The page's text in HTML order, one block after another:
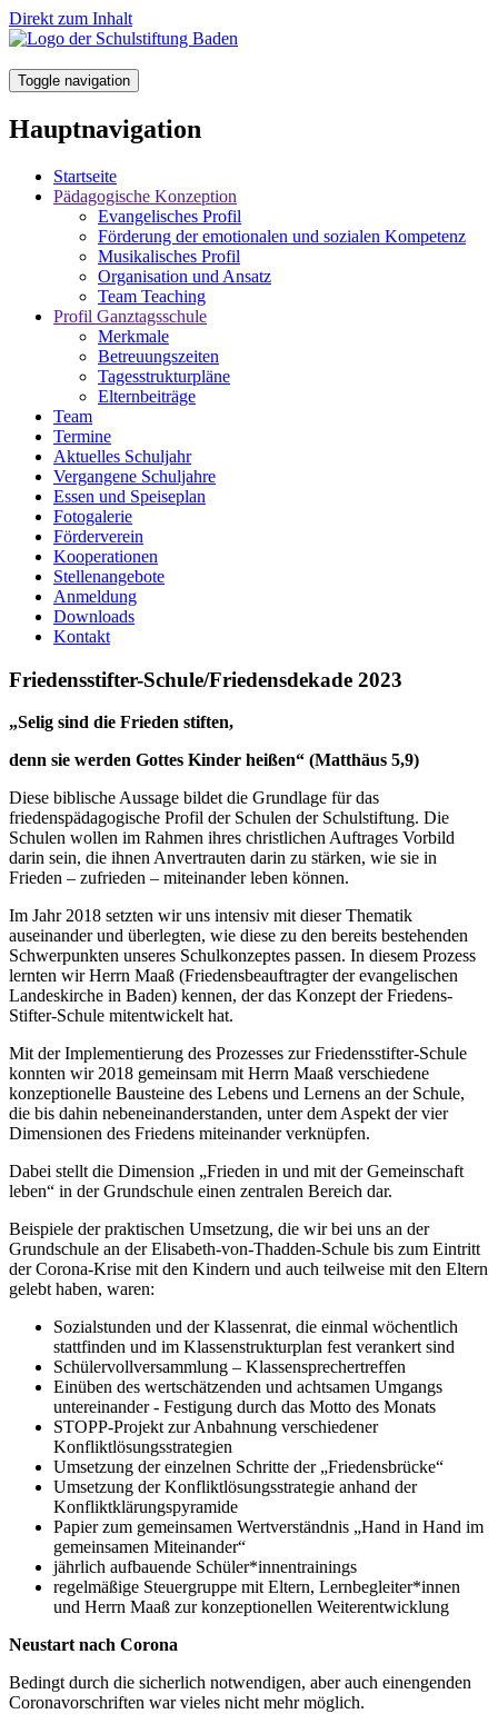
Direkt zum Inhalt
Toggle navigation
Hauptnavigation
Startseite
Pädagogische Konzeption
Evangelisches Profil
Förderung der emotionalen und sozialen Kompetenz
Musikalisches Profil
Organisation und Ansatz
Team Teaching
Profil Ganztagsschule
Merkmale
Betreuungszeiten
Tagesstrukturpläne
Elternbeiträge
Team
Termine
Aktuelles Schuljahr
Vergangene Schuljahre
Essen und Speiseplan
Fotogalerie
Förderverein
Kooperationen
Stellenangebote
Anmeldung
Downloads
Kontakt
Friedensstifter-Schule/Friedensdekade 2023
„Selig sind die Frieden stiften,
denn sie werden Gottes Kinder heißen“ (Matthäus 5,9)
Diese biblische Aussage bildet die Grundlage für das
friedenspädagogische Profil der Schulen der Schulstiftung. Die
Schulen wollen im Rahmen ihres christlichen Auftrages Vorbild
darin sein, die ihnen Anvertrauten darin zu stärken, wie sie in
Frieden – zufrieden – miteinander leben können.
Im Jahr 2018 setzten wir uns intensiv mit dieser Thematik
auseinander und überlegten, wie diese zu den bereits bestehenden
Schwerpunkten unseres Schulkonzeptes passen. In diesem Prozess
lernten wir Herrn Maaß (Friedensbeauftragter der evangelischen
Landeskirche in Baden) kennen, der das Konzept der Friedens-
Stifter-Schule mitentwickelt hat.
Mit der Implementierung des Prozesses zur Friedensstifter-Schule
konnten wir 2018 gemeinsam mit Herrn Maaß verschiedene
konzeptionelle Bausteine des Lebens und Lernens an der Schule,
die bis dahin nebeneinanderstanden, unter dem Aspekt der vier
Dimensionen des Friedens miteinander verknüpfen.
Dabei stellt die Dimension „Frieden in und mit der Gemeinschaft
leben“ in der Grundschule einen zentralen Bereich dar.
Beispiele der praktischen Umsetzung, die wir bei uns an der
Grundschule an der Elisabeth-von-Thadden-Schule bis zum Eintritt
der Corona-Krise mit den Kindern und auch teilweise mit den Eltern
gelebt haben, waren:
Sozialstunden und der Klassenrat, die einmal wöchentlich
stattfinden und im Klassenstrukturplan fest verankert sind
Schülervollversammlung – Klassensprechertreffen
Einüben des wertschätzenden und achtsamen Umgangs
untereinander - Festigung durch das Motto des Monats
STOPP-Projekt zur Anbahnung verschiedener
Konfliktlösungsstrategien
Umsetzung der einzelnen Schritte der „Friedensbrücke“
Umsetzung der Konfliktlösungsstrategie anhand der
Konfliktklärungspyramide
Papier zum gemeinsamen Wertverständnis „Hand in Hand im
gemeinsamen Miteinander“
jährlich aufbauende Schüler*innentrainings
regelmäßige Steuergruppe mit Eltern, Lernbegleiter*innen
und Herrn Maaß zur konzeptionellen Weiterentwicklung
Neustart nach Corona
Bedingt durch die sicherlich notwendigen, aber auch einengenden
Coronavorschriften war vieles nicht mehr möglich.